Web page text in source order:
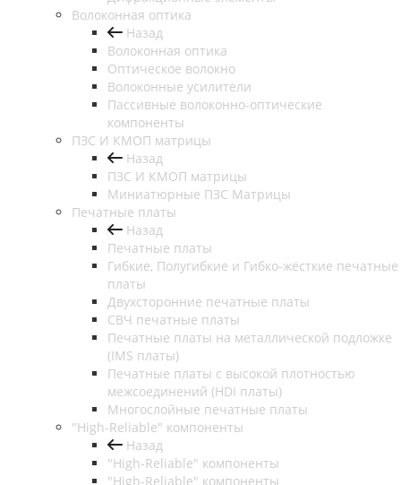
Волоконная оптика
Назад
Волоконная оптика
Оптическое волокно
Волоконные усилители
Пассивные волоконно-оптические
компоненты
ПЗС И КМОП матрицы
Назад
ПЗС И КМОП матрицы
Миниатюрные ПЗС Матрицы
Печатные платы
Назад
Печатные платы
Гибкие, Полугибкие и Гибко-жёсткие печатные
платы
Двухсторонние печатные платы
СВЧ печатные платы
Печатные платы на металлической подложке
(IMS платы)
Печатные платы с высокой плотностью
межсоединений (HDI платы)
Многослойные печатные платы
"High-Reliable" компоненты
Назад
"High-Reliable" компоненты
"High-Reliable" компоненты